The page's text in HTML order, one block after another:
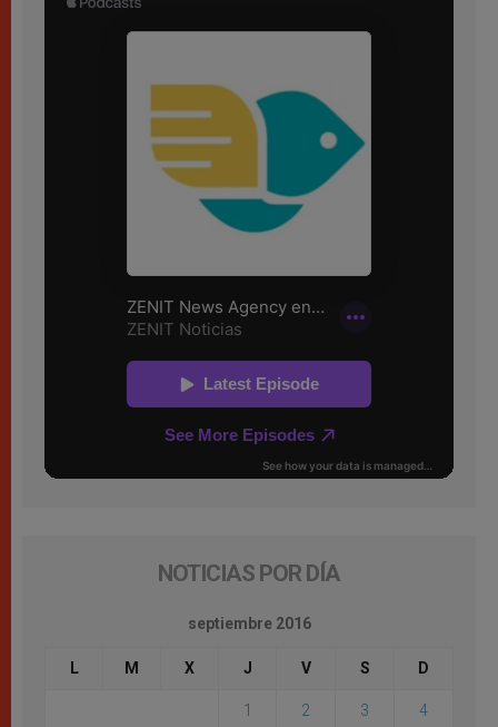
NOTICIAS POR DÍA
septiembre 2016
L M X J V S D
1 2 3 4